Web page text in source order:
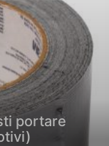
portare